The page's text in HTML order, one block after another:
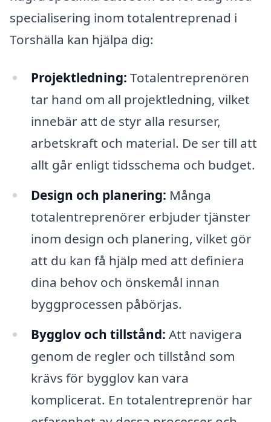
specialisering inom totalentreprenad i
Torshälla kan hjälpa dig:
Projektledning: Totalentreprenören
tar hand om all projektledning, vilket
innebär att de styr alla resurser,
arbetskraft och material. De ser till att
allt går enligt tidsschema och budget.
Design och planering: Många
totalentreprenörer erbjuder tjänster
inom design och planering, vilket gör
att du kan få hjälp med att definiera
dina behov och önskemål innan
byggprocessen påbörjas.
Bygglov och tillstånd: Att navigera
genom de regler och tillstånd som
krävs för bygglov kan vara
komplicerat. En totalentreprenör har